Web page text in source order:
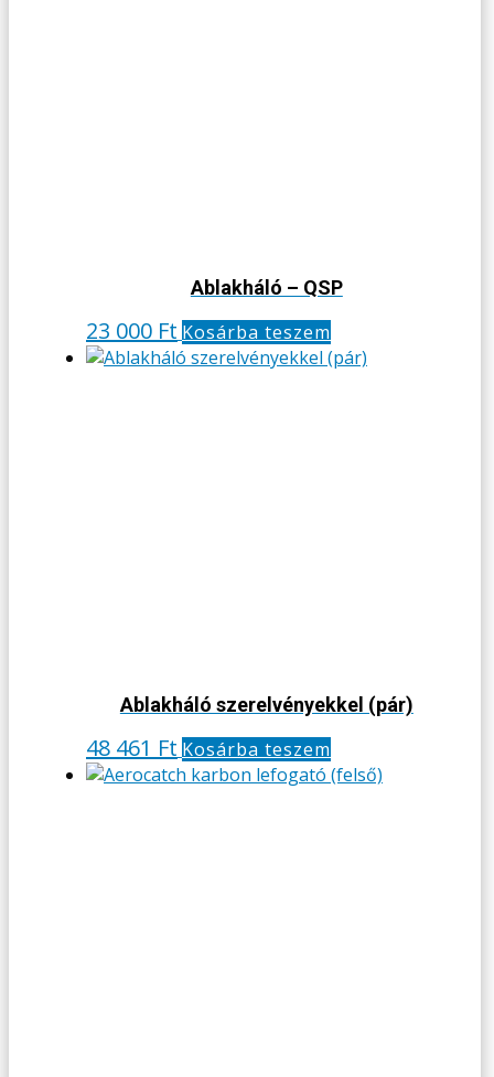
Ablakháló – QSP
23 000 Ft Kosárba teszem
Ablakháló szerelvényekkel (pár)
48 461 Ft Kosárba teszem